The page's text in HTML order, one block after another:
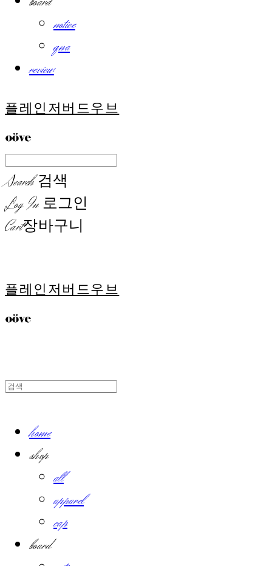
notice
qna
review
플레인저버드우브
Search검색
Log In 로그인
Cart장바구니
플레인저버드우브
home
shop
all
apparel
cap
board